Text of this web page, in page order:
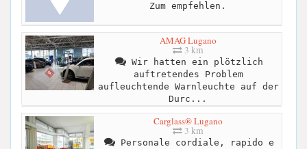
Zum empfehlen.
AMAG Lugano
3 km
Wir hatten ein plötzlich
auftretendes Problem
aufleuchtende Warnleuchte auf der
Durc...
Carglass® Lugano
3 km
Personale cordiale, rapido e